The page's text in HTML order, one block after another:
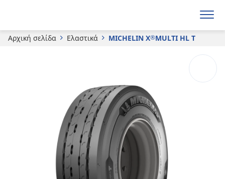
Αρχική σελίδα Ελαστικά MICHELIN X®MULTI HL T